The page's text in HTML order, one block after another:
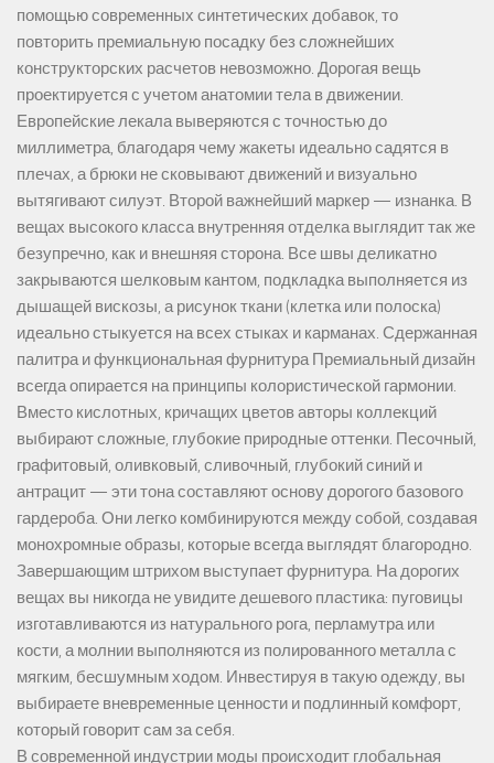
помощью современных синтетических добавок, то
повторить премиальную посадку без сложнейших
конструкторских расчетов невозможно. Дорогая вещь
проектируется с учетом анатомии тела в движении.
Европейские лекала выверяются с точностью до
миллиметра, благодаря чему жакеты идеально садятся в
плечах, а брюки не сковывают движений и визуально
вытягивают силуэт. Второй важнейший маркер — изнанка. В
вещах высокого класса внутренняя отделка выглядит так же
безупречно, как и внешняя сторона. Все швы деликатно
закрываются шелковым кантом, подкладка выполняется из
дышащей вискозы, а рисунок ткани (клетка или полоска)
идеально стыкуется на всех стыках и карманах. Сдержанная
палитра и функциональная фурнитура Премиальный дизайн
всегда опирается на принципы колористической гармонии.
Вместо кислотных, кричащих цветов авторы коллекций
выбирают сложные, глубокие природные оттенки. Песочный,
графитовый, оливковый, сливочный, глубокий синий и
антрацит — эти тона составляют основу дорогого базового
гардероба. Они легко комбинируются между собой, создавая
монохромные образы, которые всегда выглядят благородно.
Завершающим штрихом выступает фурнитура. На дорогих
вещах вы никогда не увидите дешевого пластика: пуговицы
изготавливаются из натурального рога, перламутра или
кости, а молнии выполняются из полированного металла с
мягким, бесшумным ходом. Инвестируя в такую одежду, вы
выбираете вневременные ценности и подлинный комфорт,
который говорит сам за себя.
В современной индустрии моды происходит глобальная